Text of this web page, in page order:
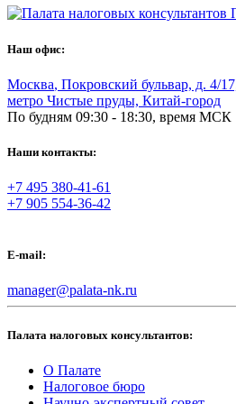
Наш офис:
Москва, Покровский бульвар, д. 4/
метро Чистые пруды, Китай-город
По будням 09:30 - 18:30, время МСК
Наши контакты:
+7 495 380-41-61
+7 905 554-36-42
E-mail:
manager@palata-nk.ru
Палата налоговых консультантов:
О Палате
Налоговое бюро